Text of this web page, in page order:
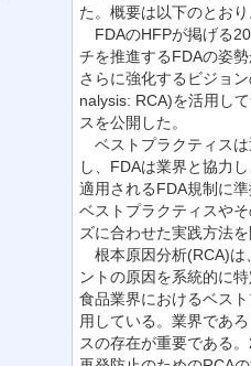
た。概要は以下のとおり
FDAのHFPが掲げる
チを推進するFDAの姿
さらに強化するビジョ
nalysis: RCA)を活用し
スを公開した。
ベストプラクティスは
し、FDAは業界と協力
適用されるFDA規制に
ベストプラクティスや
ズに合わせた実践方法
根本原因分析(RCA)は
ントの原因を系統的に
食品業界におけるベス
用している。業界であ
スの存在が重要である